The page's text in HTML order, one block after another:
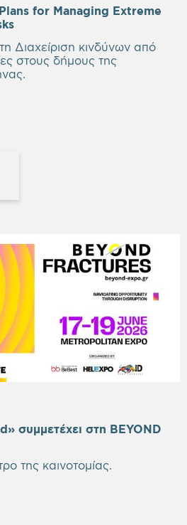
for Managing Extreme
Διαχείριση κινδύνων από
στους δήμους της
συμμετέχει στη BEYOND
της καινοτομίας.